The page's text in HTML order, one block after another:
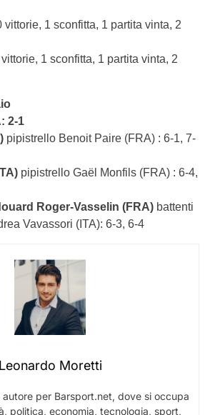
vittorie, 1 sconfitta, 1 partita vinta, 2
1 sconfitta, 1 partita vinta, 2
2-1
pipistrello Benoit Paire (FRA) : 6-1, 7-
pipistrello Gaël Monfils (FRA) : 6-4,
Roger-Vasselin (FRA) battenti
Vavassori (ITA): 6-3, 6-4
Leonardo Moretti
per Barsport.net, dove si occupa
politica, economia, tecnologia, sport,